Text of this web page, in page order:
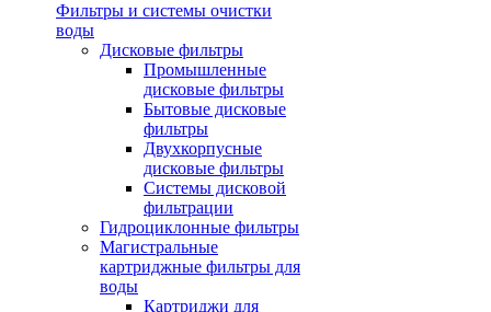
Фильтры и системы очистки
воды
Дисковые фильтры
Промышленные
дисковые фильтры
Бытовые дисковые
фильтры
Двухкорпусные
дисковые фильтры
Системы дисковой
фильтрации
Гидроциклонные фильтры
Магистральные
картриджные фильтры для
воды
Картриджи для